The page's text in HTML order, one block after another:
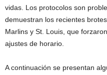
vidas. Los protocolos son
demuestran los recientes
Marlins y St. Louis, que
ajustes de horario.
A continuación se presentan